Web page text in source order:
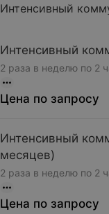
Интенсивный
Интенсивный
2 раза в неделю по 2
Цена по запросу
Интенсивный
месяцев)
2 раза в неделю по 2
Цена по запросу